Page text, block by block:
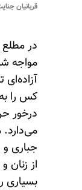
قربانیان
در
مواجه
کس را
درخور
می‌دارد.
جباری و
از
بسیاری